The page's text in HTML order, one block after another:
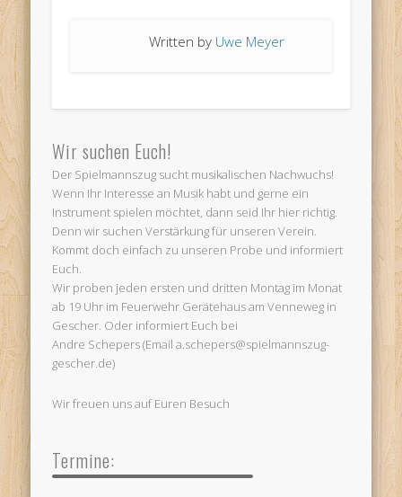
Written by Uwe Meyer
Wir suchen Euch!
Der Spielmannszug sucht musikalischen Nachwuchs!
Wenn Ihr Interesse an Musik habt und gerne ein
Instrument spielen möchtet, dann seid Ihr hier richtig.
Denn wir suchen Verstärkung für unseren Verein.
Kommt doch einfach zu unseren Probe und informiert
Euch.
Wir proben jeden ersten und dritten Montag im Monat
ab 19 Uhr im Feuerwehr Gerätehaus am Venneweg in
Gescher. Oder informiert Euch bei
Andre Schepers (Email a.schepers@spielmannszug-
gescher.de)
Wir freuen uns auf Euren Besuch
Termine: